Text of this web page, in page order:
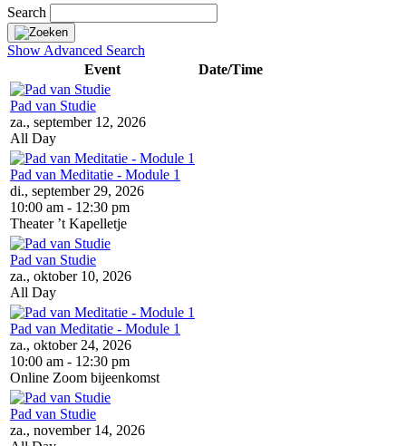
Search
Show Advanced Search
Event
Date/Time
Pad van Studie
za., september 12, 2026
All Day
Pad van Meditatie - Module 1
di., september 29, 2026
10:00 am - 12:30 pm
Theater ’t Kapelletje
Pad van Studie
za., oktober 10, 2026
All Day
Pad van Meditatie - Module 1
za., oktober 24, 2026
10:00 am - 12:30 pm
Online Zoom bijeenkomst
Pad van Studie
za., november 14, 2026